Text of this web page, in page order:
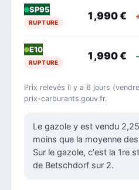
SP95
RUPTURE
1,990 €
E10
RUPTURE
1,990 €
Prix relevés il y a 6 jours
prix-carburants.gouv.fr.
Le gazole y est vendu
moins que la moyenne
Sur le gazole, c'est la 1re
de Betschdorf sur 2.